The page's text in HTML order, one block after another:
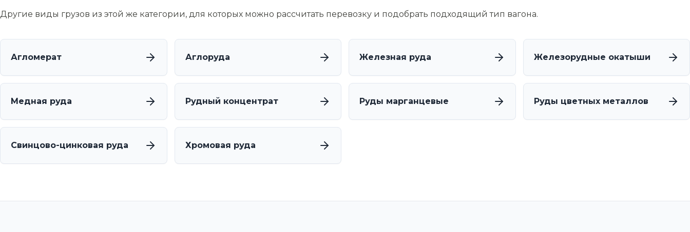
Другие виды грузов из этой же категории, для которых можно рассчитать перевозку и подобрать подходящий тип вагона.
Агломерат Аглоруда Железная руда Железорудные окатыши
Медная руда Рудный концентрат Руды марганцевые Руды цветных металлов
Свинцово-цинковая руда Хромовая руда